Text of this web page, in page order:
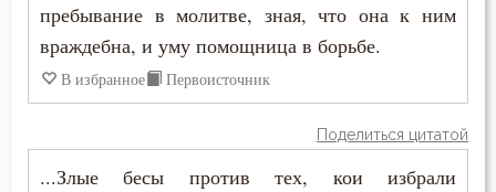
пребывание в молитве, зная, что она к ним
враждебна, и уму помощница в борьбе.
В избранное Первоисточник
Поделиться цитатой
...Злые бесы против тех, кои избрали